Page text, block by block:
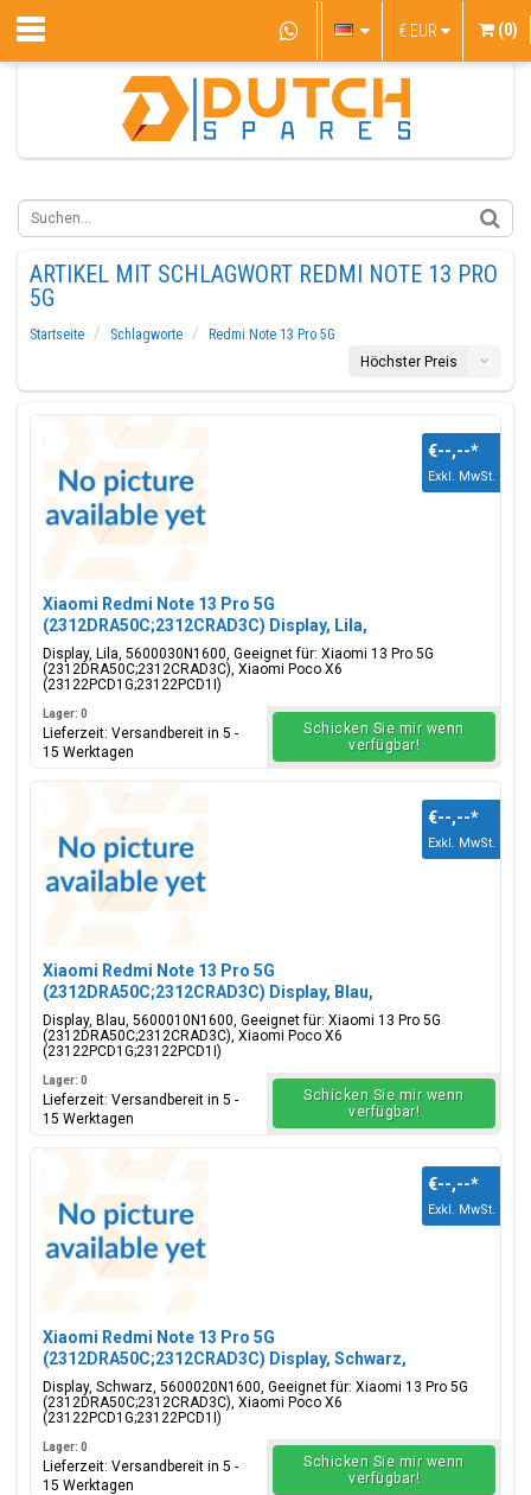
€ EUR (0)
ARTIKEL MIT SCHLAGWORT REDMI NOTE 13 PRO
5G
Startseite Schlagworte
Redmi Note 13 Pro 5G
Höchster Preis
Xiaomi Redmi Note 13 Pro 5G
(2312DRA50C;2312CRAD3C) Display, Lila,
5600030N1600
Display, Lila, 5600030N1600, Geeignet für: Xiaomi 13 Pro 5G
(2312DRA50C;2312CRAD3C), Xiaomi Poco X6
(23122PCD1G;23122PCD1I)
€--,--*
Exkl. MwSt.
Lager: 0
Lieferzeit: Versandbereit in 5 -
15 Werktagen
Schicken Sie mir wenn
verfügbar!
Xiaomi Redmi Note 13 Pro 5G
(2312DRA50C;2312CRAD3C) Display, Blau,
5600010N1600
Display, Blau, 5600010N1600, Geeignet für: Xiaomi 13 Pro 5G
(2312DRA50C;2312CRAD3C), Xiaomi Poco X6
(23122PCD1G;23122PCD1I)
€--,--*
Exkl. MwSt.
Lager: 0
Lieferzeit: Versandbereit in 5 -
15 Werktagen
Schicken Sie mir wenn
verfügbar!
Xiaomi Redmi Note 13 Pro 5G
(2312DRA50C;2312CRAD3C) Display, Schwarz,
5600020N1600
Display, Schwarz, 5600020N1600, Geeignet für: Xiaomi 13 Pro 5G
(2312DRA50C;2312CRAD3C), Xiaomi Poco X6
(23122PCD1G;23122PCD1I)
€--,--*
Exkl. MwSt.
Lager: 0
Lieferzeit: Versandbereit in 5 -
15 Werktagen
Schicken Sie mir wenn
verfügbar!